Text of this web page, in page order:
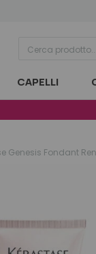
CAPELLI
Genesis Fondant